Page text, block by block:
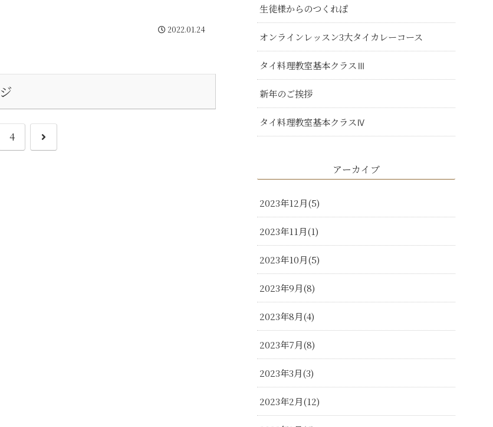
2022.01.24
4
次
生徒様からのつくれぽ
オンラインレッスン3大タイカレーコース
タイ料理教室基本クラスⅢ
新年のご挨拶
タイ料理教室基本クラスⅣ
アーカイブ
2023年12月 5
2023年11月 1
2023年10月 5
2023年9月 8
2023年8月 4
2023年7月 8
2023年3月 3
2023年2月 12